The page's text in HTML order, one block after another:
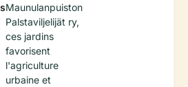
Maunulanpuiston
Palstaviljelijät ry,
ces jardins
favorisent
l'agriculture
urbaine et